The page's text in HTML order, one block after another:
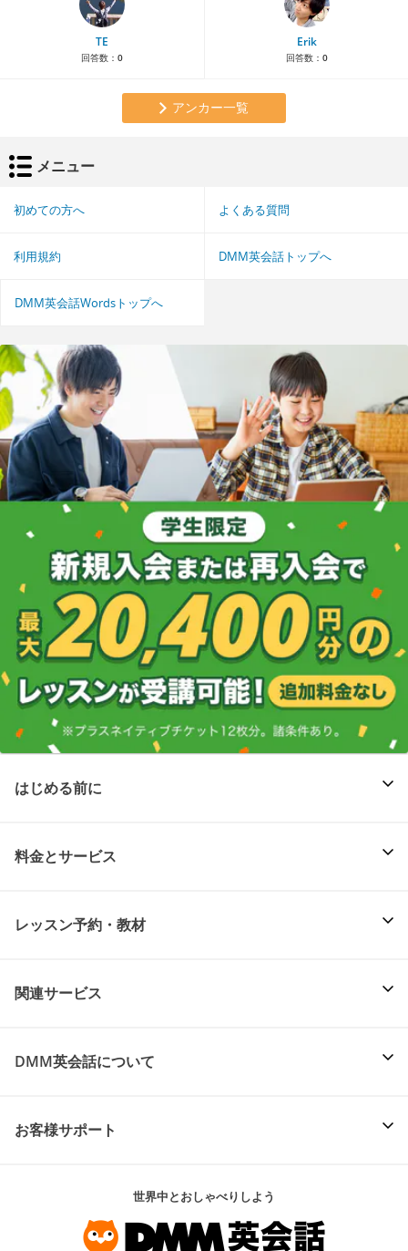
TE
回答数： 0
Erik
回答数： 0
アンカー一覧
メニュー
初めての方へ よくある質問
利用規約 DMM英会話トップへ
DMM英会話Wordsトップへ
はじめる前に
料金とサービス
レッスン予約・教材
関連サービス
DMM英会話について
お客様サポート
世界中とおしゃべりしよう